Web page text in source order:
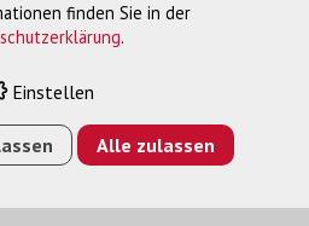
C PRÄSENTATIONS-
finden Sie in der
.
Einstellen
Alle zulassen